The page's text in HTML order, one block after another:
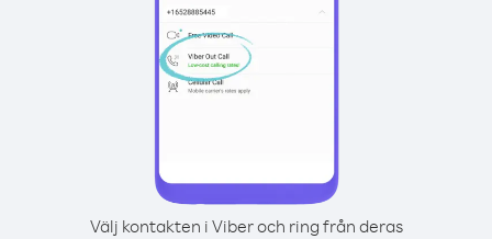
Välj kontakten i Viber och ring från deras